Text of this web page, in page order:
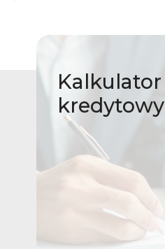
Kalkulator
kredytowy